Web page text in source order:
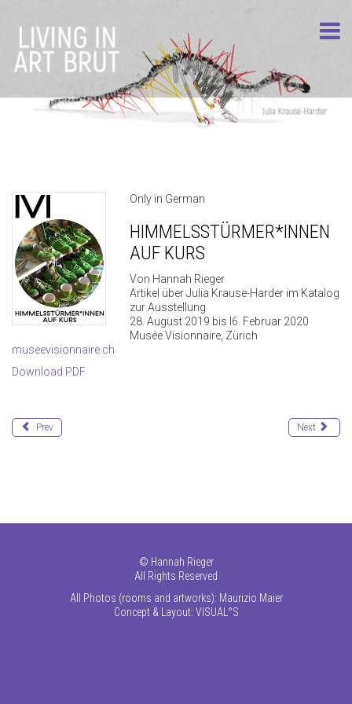
Only in German
HIMMELSSTÜRMER*INNEN
AUF KURS
Von Hannah Rieger
Artikel über Julia Krause-Harder im Katalog
zur Ausstellung
28. August 2019 bis I6. Februar 2020
Musée Visionnaire, Zürich
museevisionnaire.ch
Download PDF
Prev Next
© Hannah Rieger
All Rights Reserved
All Photos (rooms and artworks): Maurizio Maier
Concept & Layout: VISUAL°S